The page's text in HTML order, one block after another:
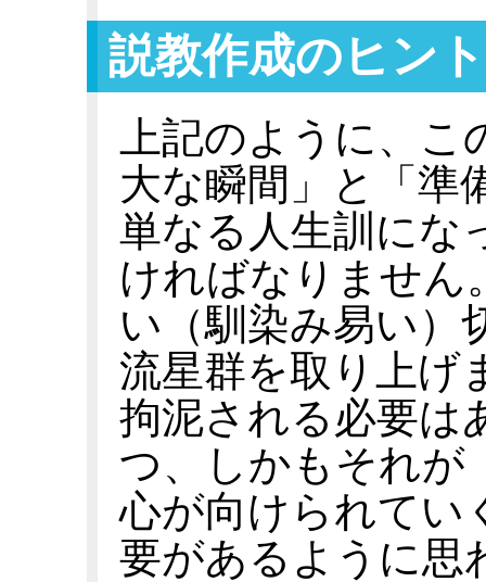
説教作成のヒント
上記のように、
大な瞬間」と「準
単なる人生訓にな
ければなりません
い（馴染み易い）
流星群を取り上げ
拘泥される必要は
つ、しかもそれが
心が向けられてい
要があるように思